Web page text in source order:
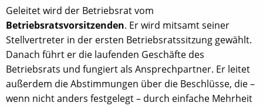
Geleitet wird der Betriebsrat vom
Betriebsratsvorsitzenden. Er wird mitsamt seiner
Stellvertreter in der ersten Betriebsratssitzung gewählt.
Danach führt er die laufenden Geschäfte des
Betriebsrats und fungiert als Ansprechpartner. Er leitet
außerdem die Abstimmungen über die Beschlüsse, die –
wenn nicht anders festgelegt – durch einfache Mehrheit